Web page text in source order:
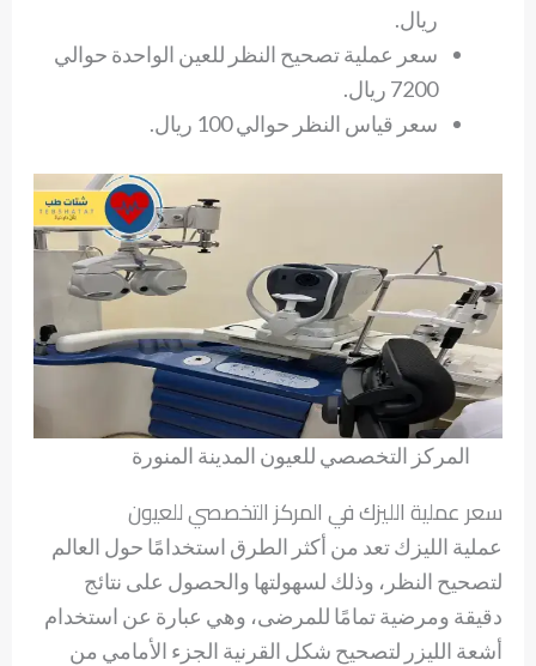
ريال.
سعر عملية تصحيح النظر للعين الواحدة حوالي
7200 ريال.
سعر قياس النظر حوالي 100 ريال.
المركز التخصصي للعيون المدينة المنورة
سعر عملية الليزك في المركز التخصصي للعيون
عملية الليزك تعد من أكثر الطرق استخدامًا حول العالم
لتصحيح النظر، وذلك لسهولتها والحصول على نتائج
دقيقة ومرضية تمامًا للمرضى، وهي عبارة عن استخدام
أشعة الليزر لتصحيح شكل القرنية الجزء الأمامي من